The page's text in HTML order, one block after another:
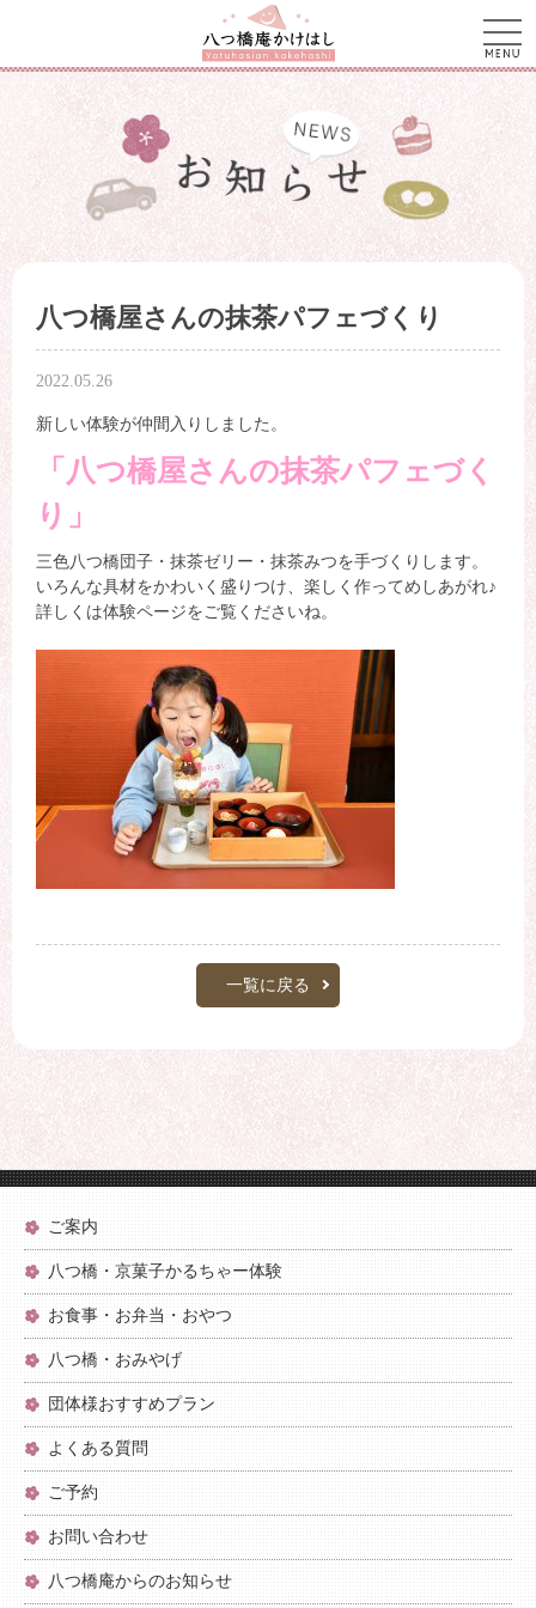
八つ橋屋さんの抹茶パフェづくり
2022.05.26
新しい体験が仲間入りしました。
「八つ橋屋さんの抹茶パフェづく
り」
三色八つ橋団子・抹茶ゼリー・抹茶みつを手づくりします。
いろんな具材をかわいく盛りつけ、楽しく作ってめしあがれ♪
詳しくは体験ページをご覧くださいね。
一覧に戻る
ご案内
八つ橋・京菓子かるちゃー体験
お食事・お弁当・おやつ
八つ橋・おみやげ
団体様おすすめプラン
よくある質問
ご予約
お問い合わせ
八つ橋庵からのお知らせ